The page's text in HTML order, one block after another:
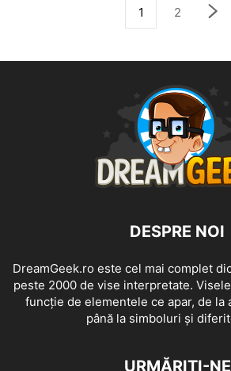
1 2
DESPRE NOI
DreamGeek.ro este cel mai complet
peste 2000 de vise interpretate.
funcție de elementele ce apar, de la
până la simboluri și
URMĂRIȚI-NE